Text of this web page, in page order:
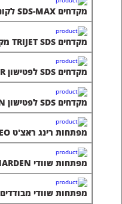
מקדחים SDS-MAX לקונגו HELLER
מקדחים TRIJET SDS מקצועיים HELLER
מקדחים SDS לפטישון HELLER
מקדחים SDS לפטישון HARDEN
מפתחות רינג ראצ'ט NEO
מפתחות שוודי HARDEN
מפתחות שוודי מבודדים HARDEN